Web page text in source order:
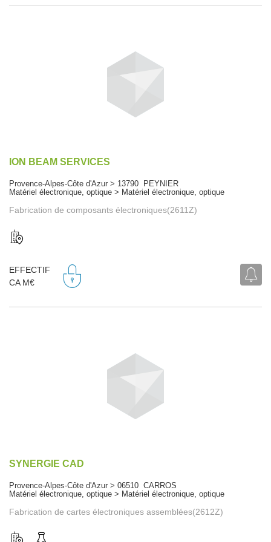
ION BEAM SERVICES
Provence-Alpes-Côte d'Azur > 13790 PEYNIER
Matériel électronique, optique > Matériel électronique, optique
Fabrication de composants électroniques(2611Z)
EFFECTIF
CA M€
SYNERGIE CAD
Provence-Alpes-Côte d'Azur > 06510 CARROS
Matériel électronique, optique > Matériel électronique, optique
Fabrication de cartes électroniques assemblées(2612Z)